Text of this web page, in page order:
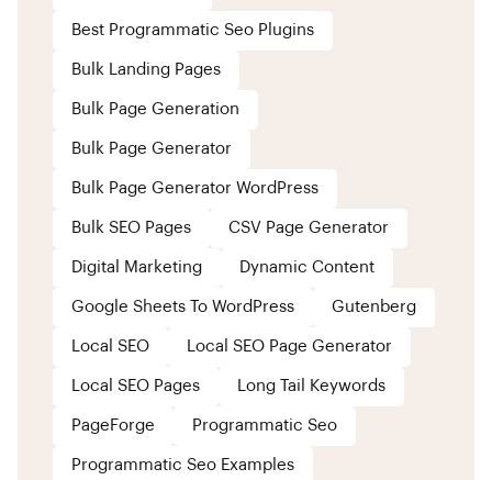
Best Programmatic Seo Plugins
Bulk Landing Pages
Bulk Page Generation
Bulk Page Generator
Bulk Page Generator WordPress
Bulk SEO Pages CSV Page Generator
Digital Marketing Dynamic Content
Google Sheets To WordPress Gutenberg
Local SEO Local SEO Page Generator
Local SEO Pages Long Tail Keywords
PageForge Programmatic Seo
Programmatic Seo Examples